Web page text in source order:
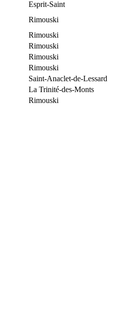
Esprit-Saint
Rimouski
Rimouski
Rimouski
Rimouski
Rimouski
Saint-Anaclet-de-Lessard
La Trinité-des-Monts
Rimouski